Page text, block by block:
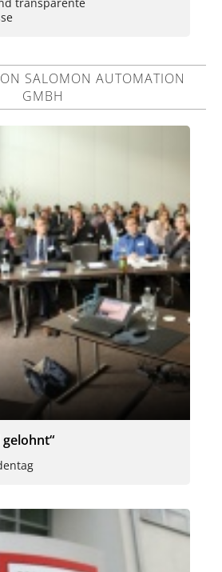
SALOMON AUTOMATION
GMBH
gelohnt“